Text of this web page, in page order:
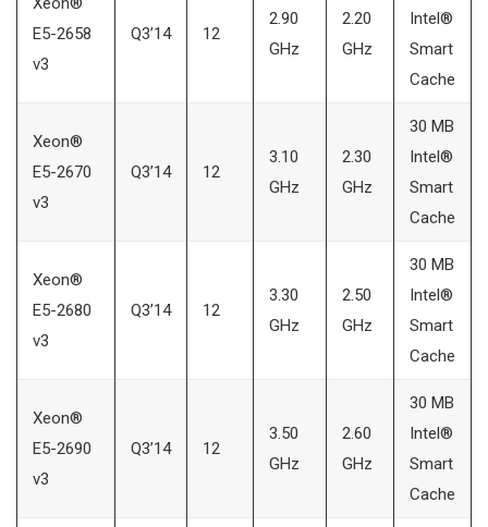
E5-2658
v3
Q3’14 12
2.90
GHz
2.20
GHz
Intel®
Smart
Cache
Xeon®
E5-2670
v3
Q3’14 12
3.10
GHz
2.30
GHz
30 MB
Intel®
Smart
Cache
Xeon®
E5-2680
v3
Q3’14 12
3.30
GHz
2.50
GHz
30 MB
Intel®
Smart
Cache
Xeon®
E5-2690
v3
Q3’14 12
3.50
GHz
2.60
GHz
30 MB
Intel®
Smart
Cache